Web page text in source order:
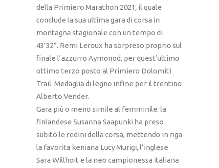
della Primiero Marathon 2021, il quale
conclude la sua ultima gara di corsa in
montagna stagionale con un tempo di
43’32”. Remi Leroux ha sorpreso proprio sul
finale l’azzurro Aymonod, per quest’ultimo
ottimo terzo posto al Primiero Dolomiti
Trail. Medaglia di legno infine per il trentino
Alberto Vender.
Gara più o meno simile al femminile: la
finlandese Susanna Saapunki ha preso
subito le redini della corsa, mettendo in riga
la favorita keniana Lucy Murigi, l’inglese
Sara Willhoit e la neo campionessa italiana